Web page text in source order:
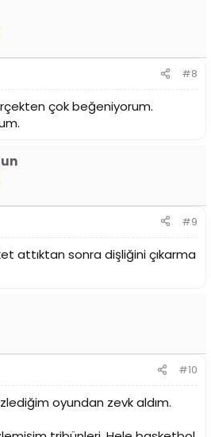
#8
çok beğeniyorum.
#9
attıktan sonra dişliğini çıkarma
#10
oyundan zevk aldım.